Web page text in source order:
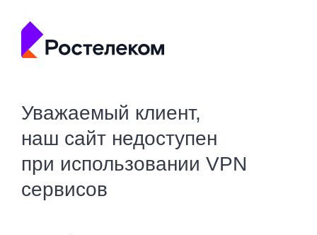
Уважаемый клиент,
наш сайт недоступен
при использовании VPN
сервисов